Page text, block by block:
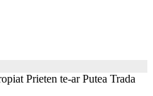
Prieten te-ar Putea Trada